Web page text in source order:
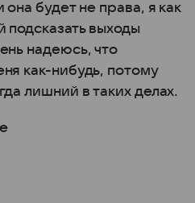
будет не права, я как
подсказать выходы
надеюсь, что
как-нибудь, потому
лишний в таких делах.